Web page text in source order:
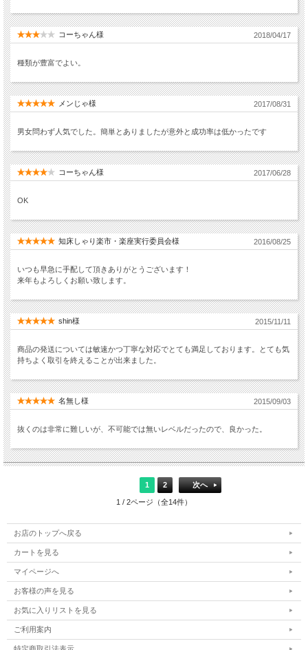
コーちゃん様 2018/04/17
種類が豊富でよい。
メンじゃ様 2017/08/31
男女問わず人気でした。簡単とありましたが意外と成功率は低かったです
コーちゃん様 2017/06/28
OK
知床しゃり楽市・楽座実行委員会様 2016/08/25
いつも早急に手配して頂きありがとうございます！
来年もよろしくお願い致します。
shin様 2015/11/11
商品の発送については敏速かつ丁寧な対応でとても満足しております。とても気
持ちよく取引を終えることが出来ました。
名無し様 2015/09/03
抜くのは非常に難しいが、不可能では無いレベルだったので、良かった。
1 2 次へ
1 / 2ページ（全14件）
お店のトップへ戻る
カートを見る
マイページへ
お客様の声を見る
お気に入りリストを見る
ご利用案内